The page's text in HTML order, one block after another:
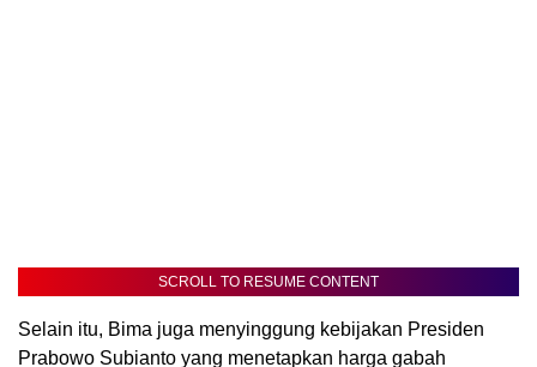
SCROLL TO RESUME CONTENT
Selain itu, Bima juga menyinggung kebijakan Presiden
Prabowo Subianto yang menetapkan harga gabah